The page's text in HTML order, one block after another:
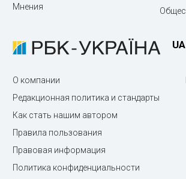
Мнения
UA
О компании
Редакционная политика и стандарты
Как стать нашим автором
Правила пользования
Правовая информация
Политика конфиденциальности